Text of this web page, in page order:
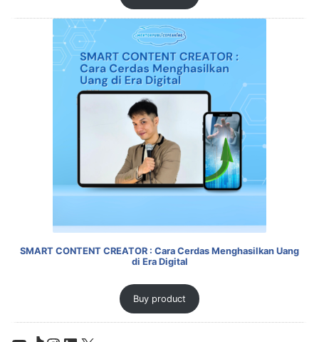
SMART CONTENT CREATOR : Cara Cerdas Menghasilkan Uang
di Era Digital
Buy product